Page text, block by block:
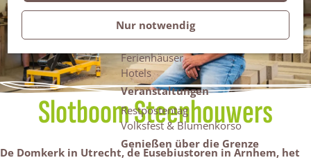
Nur notwendig
Campingplätze & Ferienparks
Gruppenunterkünfte
Bed & Breakfasts
Ferienhäuser
Hotels
Veranstaltungen
Restpostentag
Volksfest & Blumenkorso
Genießen über die Grenze
Slotboom Steenhouwers
De Domkerk in Utrecht, de Eusebiustoren in Arnhem, het